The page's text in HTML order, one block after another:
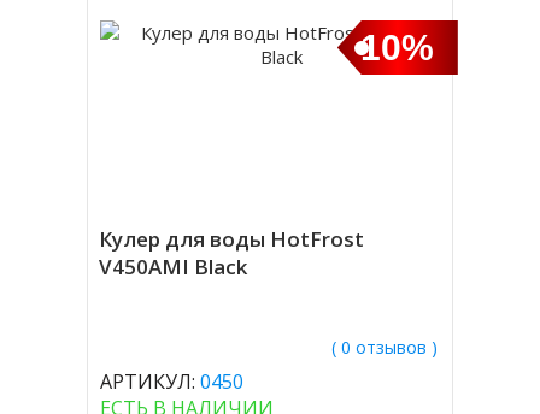
10%
Кулер для воды HotFrost
V450AMI Black
( 0 отзывов )
АРТИКУЛ: 0450
ЕСТЬ В НАЛИЧИИ